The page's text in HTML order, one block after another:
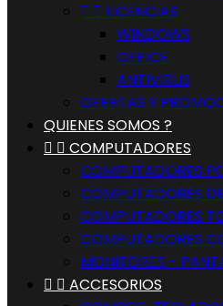
  LICENCIAS
WINDOWS
OFFICE
ANTIVIRUS
OFERTAS Y
QUIENES SOMOS ?
  COMPUTADORES
COMPUTADORES
COMPUTADORES
COMPUTADORES
COMPUTADORES
MONITORES -
  ACCESORIOS